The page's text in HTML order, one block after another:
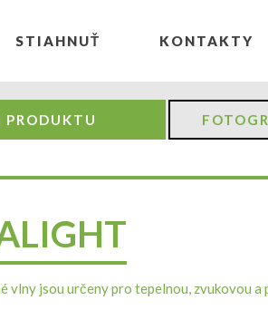
STIAHNUŤ KONTAKTY
PRODUKTU
vlny jsou určeny pro tepelnou, zvukovou